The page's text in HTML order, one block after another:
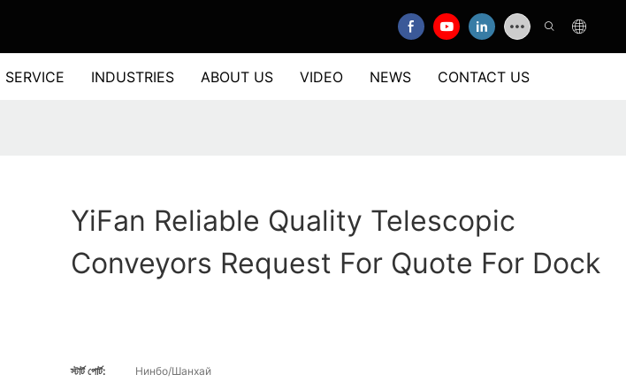
SERVICE INDUSTRIES ABOUT US VIDEO NEWS CONTACT US
YiFan Reliable Quality Telescopic
Conveyors Request For Quote For Dock
স্টার্ট পোর্ট:
Нинбо/Шанхай